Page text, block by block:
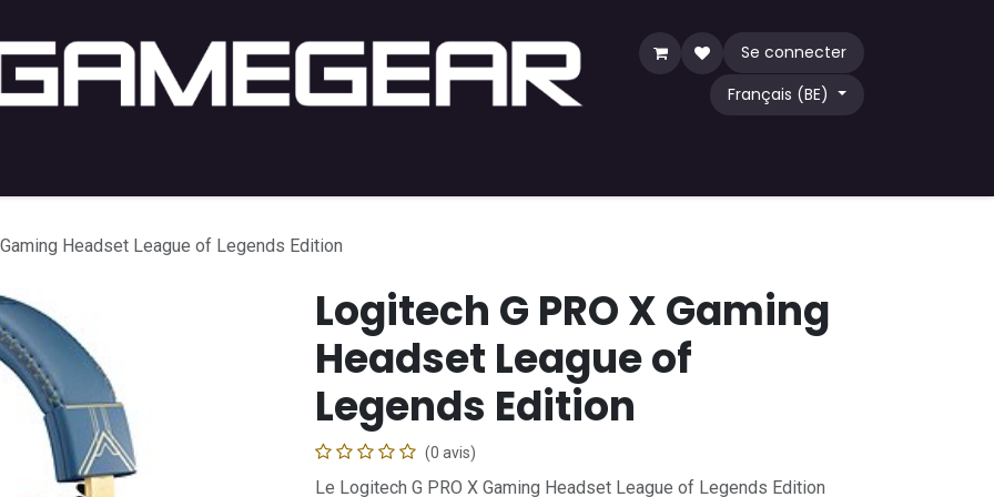
Se connecter
Français (BE)
Headset League of Legends Edition
Logitech G PRO X Gaming
Headset League of
Legends Edition
(0 avis)
Le Logitech G PRO X Gaming Headset League of Legends Edition